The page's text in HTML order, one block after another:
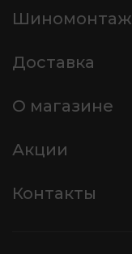
Шиномонтаж
Доставка
О магазине
Акции
Контакты